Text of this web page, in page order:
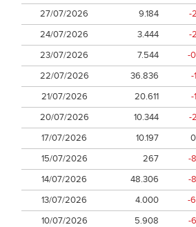
27/07/2026
9.184 -
24/07/2026
3.444 -
23/07/2026
7.544 -
22/07/2026
36.836 -
21/07/2026
20.611 -
20/07/2026
10.344 -
17/07/2026
10.197
15/07/2026
267 -
14/07/2026
48.306 -
13/07/2026
4.000 -
10/07/2026
5.908 -